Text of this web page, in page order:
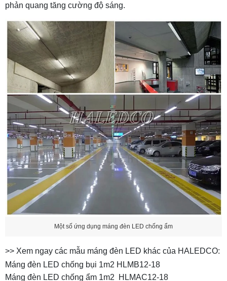
phản quang tăng cường độ sáng.
Một số ứng dụng máng đèn LED chống ẩm
>> Xem ngay các mẫu máng đèn LED khác của HALEDCO:
Máng đèn LED chống bụi 1m2 HLMB12-18
Máng đèn LED chống ẩm 1m2 HLMAC12-18